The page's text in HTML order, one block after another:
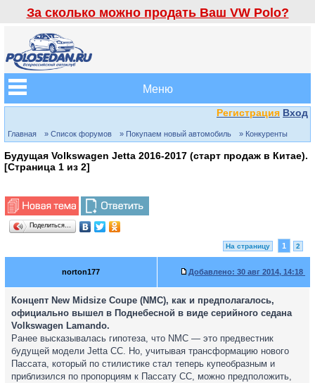
За сколько можно продать Ваш VW Polo?
Меню
Регистрация Вход
Главная » Список форумов » Покупаем новый автомобиль » Конкуренты
Будущая Volkswagen Jetta 2016-2017 (старт продаж в Китае).
[Страница 1 из 2]
Поделиться…
На страницу 1 2
norton177 Добавлено: 30 авг 2014, 14:18
Концепт New Midsize Coupe (NMC), как и предполагалось,
официально вышел в Поднебесной в виде серийного седана
Volkswagen Lamando.
Ранее высказывалась гипотеза, что NMC — это предвестник
будущей модели Jetta СС. Но, учитывая трансформацию нового
Пассата, который по стилистике стал теперь купеобразным и
приблизился по пропорциям к Пассату СС, можно предположить,